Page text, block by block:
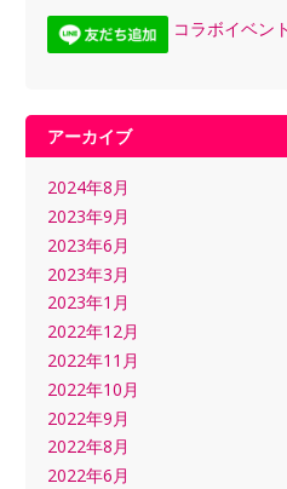
コラボイベン
アーカイブ
2024年8月
2023年9月
2023年6月
2023年3月
2023年1月
2022年12月
2022年11月
2022年10月
2022年9月
2022年8月
2022年6月